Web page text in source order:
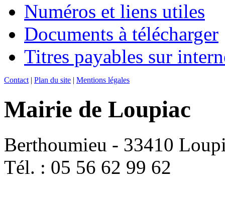
Numéros et liens utiles
Documents à télécharger
Titres payables sur
Contact | Plan du site | Mentions légales
Mairie de Loupiac
Berthoumieu - 33410
Tél. : 05 56 62 99 62